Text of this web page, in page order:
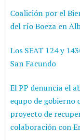
Coalición por el
del río Boeza en
Los SEAT 124 y
San Facundo
El PP denuncia el
equpo de gobierno
proyecto de
colaboración con